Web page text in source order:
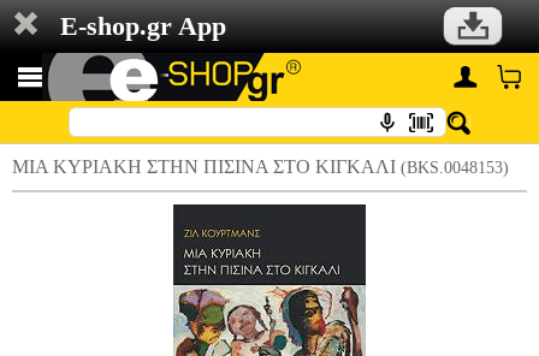
E-shop.gr App
ΜΙΑ ΚΥΡΙΑΚΗ ΣΤΗΝ ΠΙΣΙΝΑ ΣΤΟ ΚΙΓΚΑΛΙ (BKS.0048153)